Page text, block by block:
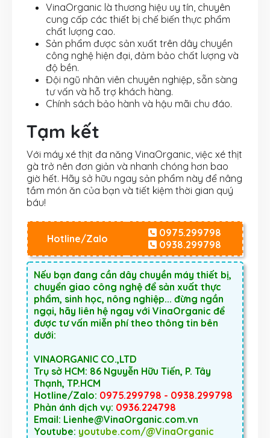
VinaOrganic là thương hiệu uy tín, chuyên
cung cấp các thiết bị chế biến thực phẩm
chất lượng cao.
Sản phẩm được sản xuất trên dây chuyền
công nghệ hiện đại, đảm bảo chất lượng và
độ bền.
Đội ngũ nhân viên chuyên nghiệp, sẵn sàng
tư vấn và hỗ trợ khách hàng.
Chính sách bảo hành và hậu mãi chu đáo.
Tạm kết
Với máy xé thịt đa năng VinaOrganic, việc xé thịt
gà trở nên đơn giản và nhanh chóng hơn bao
giờ hết. Hãy sở hữu ngay sản phẩm này để nâng
tầm món ăn của bạn và tiết kiệm thời gian quý
báu!
Hotline/Zalo
0975.299798
0938.299798
Nếu bạn đang cần dây chuyền máy thiết bị,
chuyển giao công nghệ để sản xuất thực
phẩm, sinh học, nông nghiệp... đừng ngần
ngại, hãy liên hệ ngay với VinaOrganic để
được tư vấn miễn phí theo thông tin bên
dưới:
VINAORGANIC CO.,LTD
Trụ sở HCM: 86 Nguyễn Hữu Tiến, P. Tây
Thạnh, TP.HCM
Hotline/Zalo: 0975.299798 - 0938.299798
Phản ánh dịch vụ: 0936.224798
Email: Lienhe@VinaOrganic.com.vn
Youtube: youtube.com/@VinaOrganic